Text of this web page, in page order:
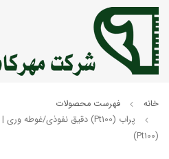
خانه
فهرست محصولات
(Pt100)